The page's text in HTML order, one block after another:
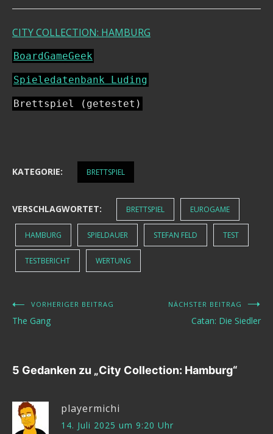
CITY COLLECTION: HAMBURG
BoardGameGeek
Spieledatenbank Luding
Brettspiel (getestet)
KATEGORIE: BRETTSPIEL
VERSCHLAGWORTET: BRETTSPIEL EUROGAME
HAMBURG SPIELDAUER STEFAN FELD TEST
TESTBERICHT WERTUNG
Beitragsnavigation
VORHERIGER BEITRAG
The Gang
NÄCHSTER BEITRAG
Catan: Die Siedler
5 Gedanken zu „City Collection: Hamburg“
playermichi
14. Juli 2025 um 9:20 Uhr